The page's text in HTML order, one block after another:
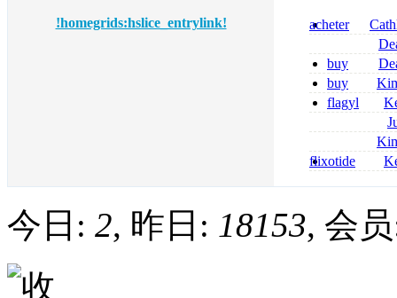
!homegrids:hslice_entrylink!
acheter
dapsone site
tizanidine
sans
buy
pregabalin
pregabalin
buy
zolpidem usa
flagyl
online
roxithromycin
sécurité
nolvadex
flixotide
今日: 2, 昨日: 18153, 会